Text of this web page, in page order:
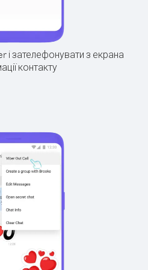
і зателефонувати з екрана
контакту